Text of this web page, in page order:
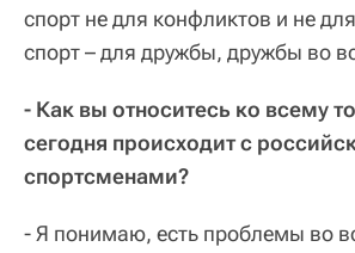
спорт не для конфликтов и не
спорт – для дружбы, дружбы во
- Как вы относитесь ко всему
сегодня происходит с
спортсменами?
- Я понимаю, есть проблемы во